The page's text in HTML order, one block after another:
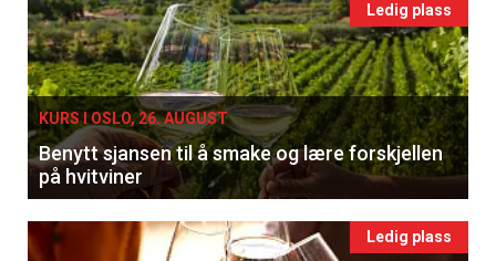
Ledig plass
KURS I OSLO, 26. AUGUST
Benytt sjansen til å smake og lære forskjellen
på hvitviner
Ledig plass